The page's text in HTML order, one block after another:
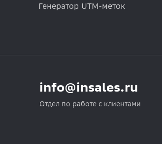
Генератор UTM-меток
info@insales.ru
Отдел по работе с клиентами